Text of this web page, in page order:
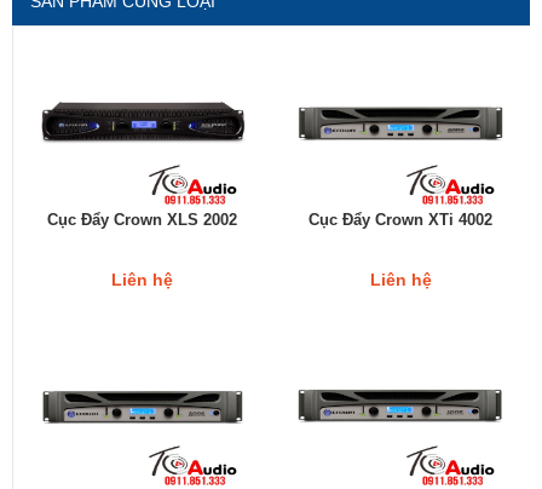
Cục Đẩy Crown XLS 2002
Liên hệ
Cục Đẩy Crown XTi 4002
Liên hệ